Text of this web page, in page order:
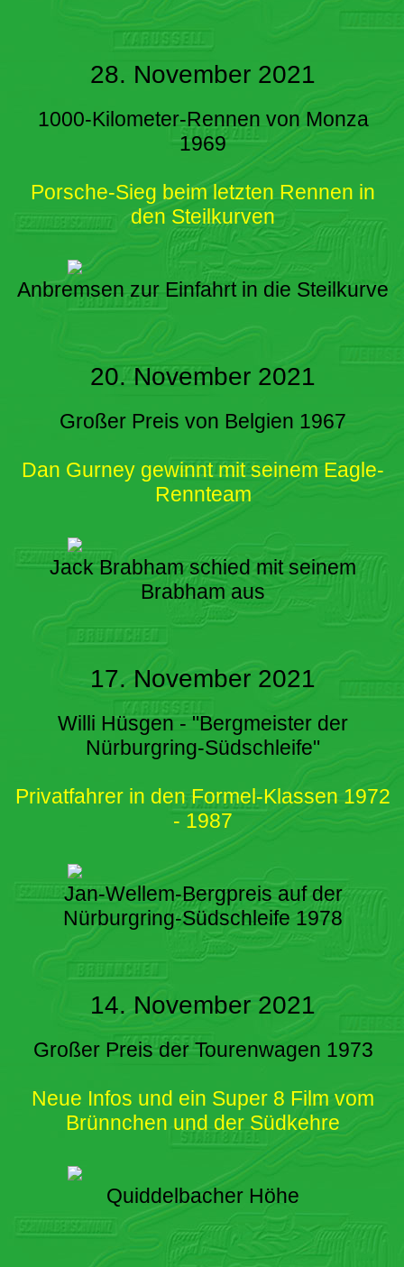
28. November 2021
1000-Kilometer-Rennen von Monza
1969
Porsche-Sieg beim letzten Rennen in
den Steilkurven
Anbremsen zur Einfahrt in die Steilkurve
20. November 2021
Großer Preis von Belgien 1967
Dan Gurney gewinnt mit seinem Eagle-
Rennteam
Jack Brabham schied mit seinem
Brabham aus
17. November 2021
Willi Hüsgen - "Bergmeister der
Nürburgring-Südschleife"
Privatfahrer in den Formel-Klassen 1972
- 1987
Jan-Wellem-Bergpreis auf der
Nürburgring-Südschleife 1978
14. November 2021
Großer Preis der Tourenwagen 1973
Neue Infos und ein Super 8 Film vom
Brünnchen und der Südkehre
Quiddelbacher Höhe